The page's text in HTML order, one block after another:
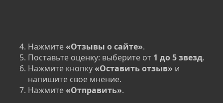
Нажмите«Отзывы о сайте».
Поставьте оценку: выберите от 1 до 5 звезд.
Нажмите кнопку«Оставить отзыв» и
напишите свое мнение.
Нажмите«Отправить».